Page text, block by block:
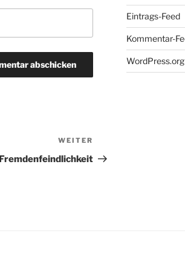
Beitrag
WEITER
Fremdenfeindlichkeit
Eintrags-Feed
Kommentar-
WordPress.org